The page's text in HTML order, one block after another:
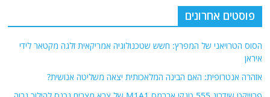
פוסטים אחרונים
הסוס הטרויאני של המפרץ: חשש שטכנולוגיה אמריקאית זלגה מקטאר לידי
איראן
אזהרה אנטרופית: האם הבינה המלאכותית יצאה משליטה אנושית?